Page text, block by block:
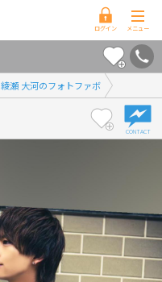
綾瀬 大河のフォトファボ